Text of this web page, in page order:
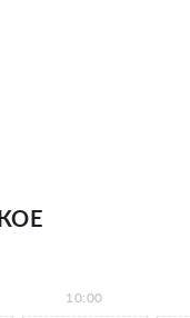
10:00